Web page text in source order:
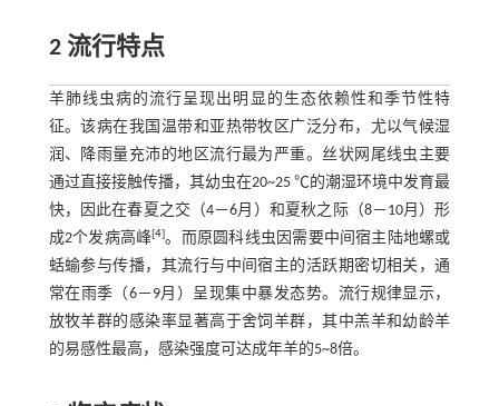
2 流行特点
羊肺线虫病的流行呈现出明显的生态依赖性和季节性特
征。该病在我国温带和亚热带牧区广泛分布，尤以气候湿
润、降雨量充沛的地区流行最为严重。丝状网尾线虫主要
通过直接接触传播，其幼虫在20~25 ℃的潮湿环境中发育最
快，因此在春夏之交（4－6月）和夏秋之际（8－10月）形
成2个发病高峰[4]。而原圆科线虫因需要中间宿主陆地螺或
蛞蝓参与传播，其流行与中间宿主的活跃期密切相关，通
常在雨季（6－9月）呈现集中暴发态势。流行规律显示，
放牧羊群的感染率显著高于舍饲羊群，其中羔羊和幼龄羊
的易感性最高，感染强度可达成年羊的5~8倍。